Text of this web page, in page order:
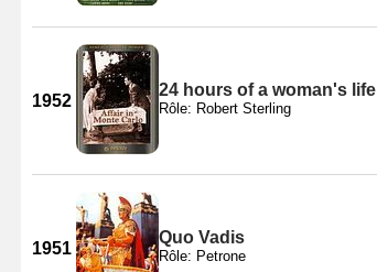
1952
24 hours of a woman's life
Rôle: Robert Sterling
1951
Quo Vadis
Rôle: Petrone